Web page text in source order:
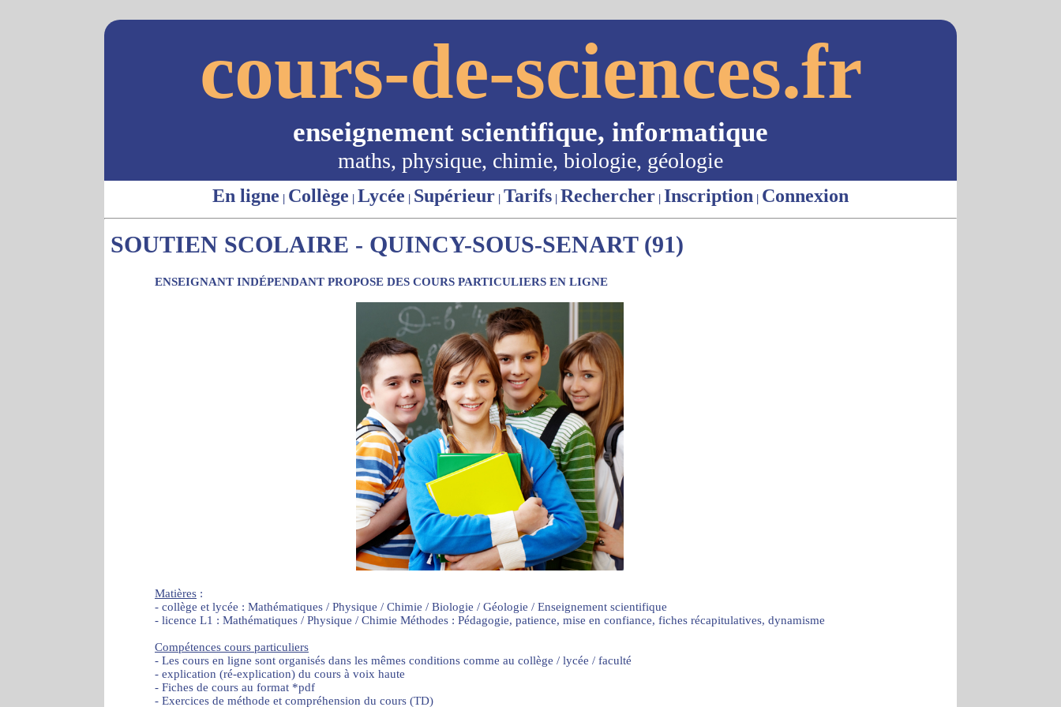
cours-de-sciences.fr
enseignement scientifique, informatique
maths, physique, chimie, biologie, géologie
En ligne | Collège | Lycée | Supérieur | Tarifs | Rechercher | Inscription | Connexion
SOUTIEN SCOLAIRE - QUINCY-SOUS-SENART (91)
ENSEIGNANT INDÉPENDANT PROPOSE DES COURS PARTICULIERS EN LIGNE
Matières :
- collège et lycée : Mathématiques / Physique / Chimie / Biologie / Géologie / Enseignement scientifique
- licence L1 : Mathématiques / Physique / Chimie Méthodes : Pédagogie, patience, mise en confiance, fiches récapitulatives, dynamisme
Compétences cours particuliers
- Les cours en ligne sont organisés dans les mêmes conditions comme au collège / lycée / faculté
- explication (ré-explication) du cours à voix haute
- Fiches de cours au format *pdf
- Exercices de méthode et compréhension du cours (TD)